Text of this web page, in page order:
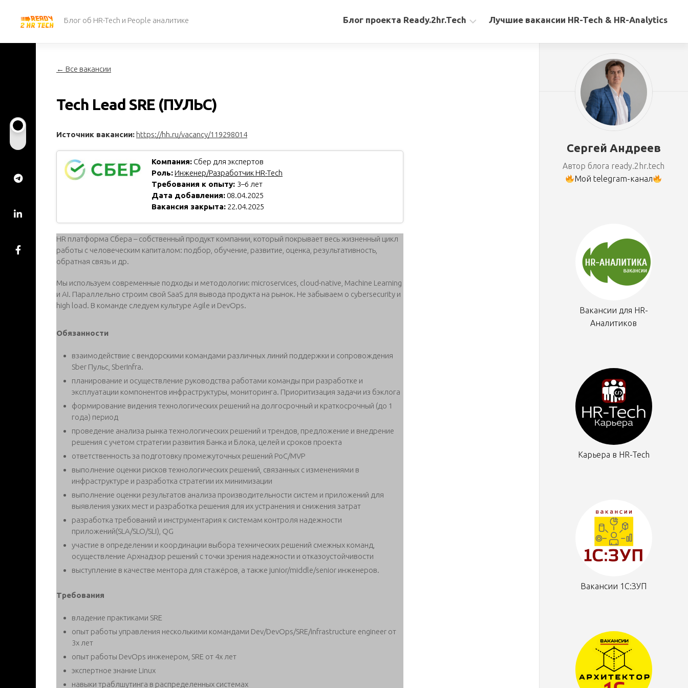
содержанию
Блог об HR-Tech и People аналитике Блог проекта Ready.2hr.Tech Лучшие вакансии HR-Tech & HR-Analytics
← Все вакансии
Tech Lead SRE (ПУЛЬС)
Источник вакансии: https://hh.ru/vacancy/119298014
Компания: Сбер для экспертов
Роль:Инженер/Разработчик HR-Tech
Требования к опыту: 3–6 лет
Дата добавления: 08.04.2025
Вакансия закрыта: 22.04.2025
HR платформа Сбера – собственный продукт компании, который покрывает весь жизненный цикл
работы с человеческим капиталом: подбор, обучение, развитие, оценка, результативность,
обратная связь и др.
Мы используем современные подходы и методологии: microservices, cloud-native, Machine Learning
и AI. Параллельно строим свой SaaS для вывода продукта на рынок. Не забываем о cybersecurity и
high load. В команде следуем культуре Agile и DevOps.
Обязанности
взаимодействие с вендорскими командами различных линий поддержки и сопровождения
Sber Пульс, SberInfra.
планирование и осуществление руководства работами команды при разработке и
эксплуатации компонентов инфраструктуры, мониторинга. Приоритизация задачи из бэклога
формирование видения технологических решений на долгосрочный и краткосрочный (до 1
года) период
проведение анализа рынка технологических решений и трендов, предложение и внедрение
решения с учетом стратегии развития Банка и Блока, целей и сроков проекта
ответственность за подготовку промежуточных решений PoC/MVP
выполнение оценки рисков технологических решений, связанных с изменениями в
инфраструктуре и разработка стратегии их минимизации
выполнение оценки результатов анализа производительности систем и приложений для
выявления узких мест и разработка решения для их устранения и снижения затрат
разработка требований и инструментария к системам контроля надежности
приложений(SLA/SLO/SLI), QG
участие в определении и координации выбора технических решений смежных команд,
осуществление Архнадзор решений с точки зрения надежности и отказоустойчивости
выступление в качестве ментора для стажёров, а также junior/middle/senior инженеров.
Требования
владение практиками SRE
опыт работы управления несколькими командами Dev/DevOps/SRE/infrastructure engineer от
3х лет
опыт работы DevOps инженером, SRE от 4х лет
экспертное знание Linux
навыки траблшутинга в распределенных системах
Сергей Андреев
Автор блога ready.2hr.tech
Мой telegram-канал
Вакансии для HR-
Аналитиков
Карьера в HR-Tech
Вакансии 1С:ЗУП